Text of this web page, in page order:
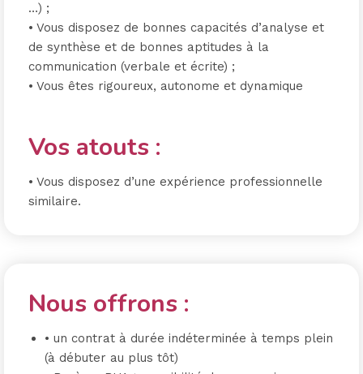
…) ;
• Vous disposez de bonnes capacités d’analyse et
de synthèse et de bonnes aptitudes à la
communication (verbale et écrite) ;
• Vous êtes rigoureux, autonome et dynamique
Vos atouts :
• Vous disposez d’une expérience professionnelle
similaire.
Nous offrons :
• un contrat à durée indéterminée à temps plein
(à débuter au plus tôt)